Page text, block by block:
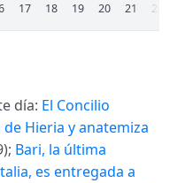
17 18 19 20 21 22
día: El Concilio
Hieria y anatemiza
Bari, la última
es entregada a